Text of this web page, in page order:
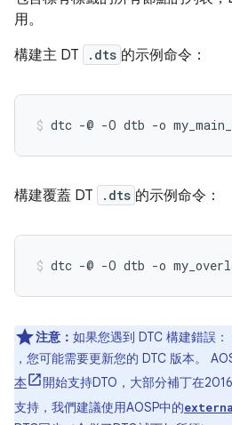
用。
構建主 DT
.dts 的示例命令：
構建覆蓋 DT .dts 的示例命令：
注意： 如果您遇到 DTC 構建錯誤：
，您可能需要更新您的 DTC 版本。
本
開始支持DTO，大部分補丁在
支持，我們建議使用AOSP中的